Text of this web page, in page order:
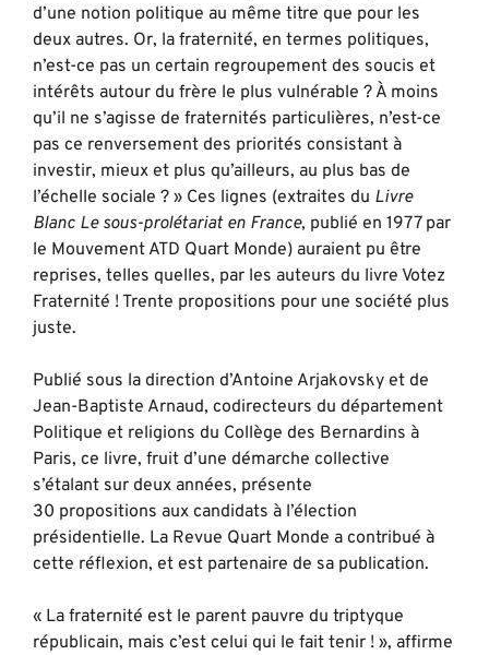
d’une notion politique au même titre que pour les
deux autres. Or, la fraternité, en termes politiques,
n’est-ce pas un certain regroupement des soucis et
intérêts autour du frère le plus vulnérable ? À moins
qu’il ne s’agisse de fraternités particulières, n’est-ce
pas ce renversement des priorités consistant à
investir, mieux et plus qu’ailleurs, au plus bas de
l’échelle sociale ? » Ces lignes (extraites du Livre
Blanc Le sous-prolétariat en France, publié en 1977 par
le Mouvement ATD Quart Monde) auraient pu être
reprises, telles quelles, par les auteurs du livre Votez
Fraternité ! Trente propositions pour une société plus
juste.
Publié sous la direction d’Antoine Arjakovsky et de
Jean-Baptiste Arnaud, codirecteurs du département
Politique et religions du Collège des Bernardins à
Paris, ce livre, fruit d’une démarche collective
s’étalant sur deux années, présente
30 propositions aux candidats à l’élection
présidentielle. La Revue Quart Monde a contribué à
cette réflexion, et est partenaire de sa publication.
« La fraternité est le parent pauvre du triptyque
républicain, mais c’est celui qui le fait tenir ! », affirme